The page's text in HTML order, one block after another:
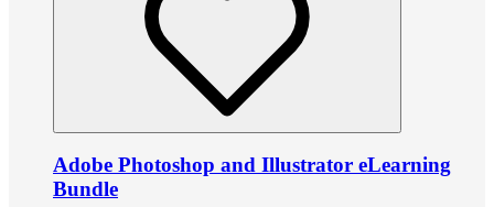
Adobe Photoshop and Illustrator eLearning
Bundle